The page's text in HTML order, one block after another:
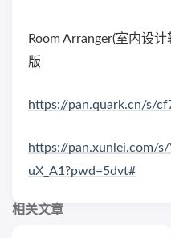
Room Arranger(室内设
版
https://pan.quark.cn/s/
https://pan.xunlei.com/
uX_A1?pwd=5dvt#
相关文章